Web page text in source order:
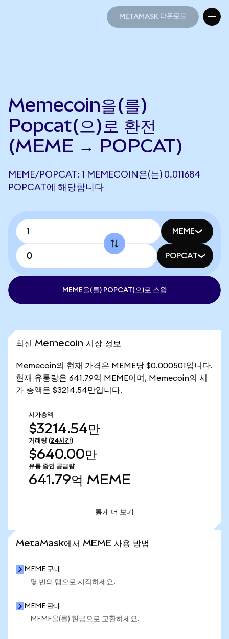
METAMASK 다운로드
Memecoin을(를)
Popcat(으)로 환전
(MEME → POPCAT)
MEME/POPCAT: 1 MEMECOIN은(는) 0.011684
POPCAT에 해당합니다
MEME
POPCAT
MEME을(를) POPCAT(으)로 스왑
최신 Memecoin 시장 정보
Memecoin의 현재 가격은 MEME당 $0.000501입니다.
현재 유통량은 641.79억 MEME이며, Memecoin의 시
가 총액은 $3214.54만입니다.
시가총액
$3214.54만
거래량 (24시간)
$640.00만
유통 중인 공급량
641.79억 MEME
통계 더 보기
MetaMask에서 MEME 사용 방법
MEME 구매
몇 번의 탭으로 시작하세요.
MEME 판매
MEME을(를) 현금으로 교환하세요.